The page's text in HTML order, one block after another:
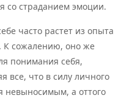
со страданием эмоции.
часто растет из опыта
К сожалению, оно же
понимания себя,
все, что в силу личного
невыносимым, а оттого